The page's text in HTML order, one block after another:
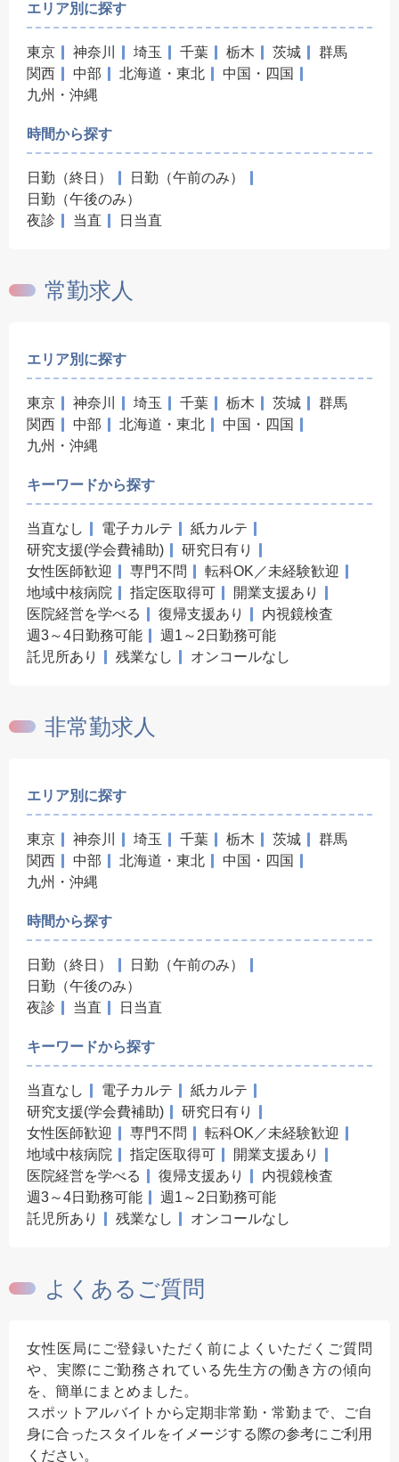
エリア別に探す
東京 神奈川 埼玉 千葉 栃木 茨城
群馬
関西
中部 北海道・東北
中国・四国
九州・沖縄
時間から探す
日勤（終日）
日勤（午前のみ）
日勤（午後のみ）
夜診
当直 日当直
常勤求人
エリア別に探す
東京 神奈川 埼玉 千葉 栃木 茨城
群馬
関西
中部 北海道・東北
中国・四国
九州・沖縄
キーワードから探す
当直なし 電子カルテ
紙カルテ
研究支援(学会費補助)
研究日有り
女性医師歓迎
専門不問
転科OK／未経験歓迎
地域中核病院
指定医取得可
開業支援あり
医院経営を学べる
復帰支援あり
内視鏡検査
週3～4日勤務可能
週1～2日勤務可能
託児所あり
残業なし オンコールなし
非常勤求人
エリア別に探す
東京 神奈川 埼玉 千葉 栃木 茨城
群馬
関西
中部 北海道・東北
中国・四国
九州・沖縄
時間から探す
日勤（終日）
日勤（午前のみ）
日勤（午後のみ）
夜診
当直 日当直
キーワードから探す
当直なし 電子カルテ
紙カルテ
研究支援(学会費補助)
研究日有り
女性医師歓迎
専門不問
転科OK／未経験歓迎
地域中核病院
指定医取得可
開業支援あり
医院経営を学べる
復帰支援あり
内視鏡検査
週3～4日勤務可能
週1～2日勤務可能
託児所あり
残業なし オンコールなし
よくあるご質問
女性医局にご登録いただく前によくいただくご質問
や、実際にご勤務されている先生方の働き方の傾向
を、簡単にまとめました。
スポットアルバイトから定期非常勤・常勤まで、ご自
身に合ったスタイルをイメージする際の参考にご利用
ください。